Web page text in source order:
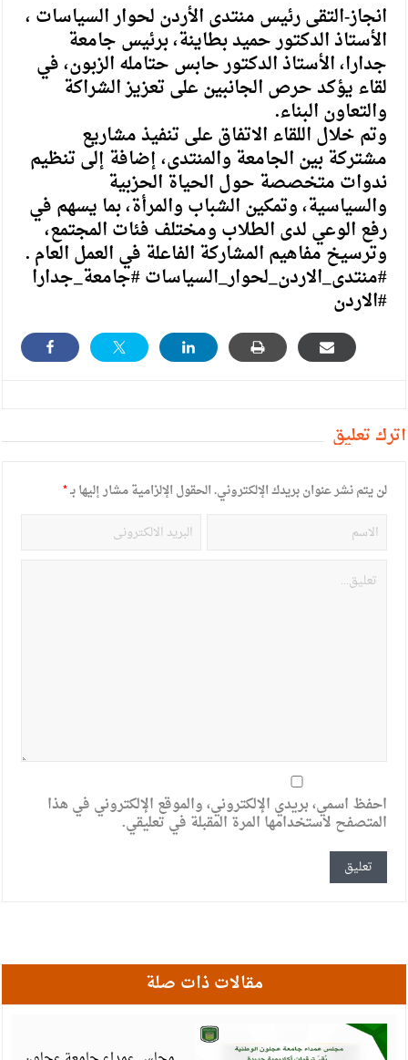
دعوة المكلفين بخدمة العلم (الدفعة الثالثة) إلى مراجعة منصة خدمة
العلم
الملك يلتقي مجموعة من رفاق السلاح
القاضي محمود أحمد فريحات.. مبارك ومزيدا من التوفيق
انجاز-التقى رئيس منتدى الأردن لحوار السياسات ،
الأستاذ الدكتور حميد بطاينة، برئيس جامعة
جدارا، الأستاذ الدكتور حابس حتامله الزبون، في
لقاء يؤكد حرص الجانبين على تعزيز الشراكة
والتعاون البناء.
وتم خلال اللقاء الاتفاق على تنفيذ مشاريع
مشتركة بين الجامعة والمنتدى، إضافة إلى تنظيم
ندوات متخصصة حول الحياة الحزبية
والسياسية، وتمكين الشباب والمرأة، بما يسهم في
رفع الوعي لدى الطلاب ومختلف فئات المجتمع،
وترسيخ مفاهيم المشاركة الفاعلة في العمل العام .
#منتدى_الاردن_لحوار_السياسات #جامعة_جدارا
#الاردن
أترك تعليق
لن يتم نشر عنوان بريدك الإلكتروني.الحقول الإلزامية مشار إليها بـ*
احفظ اسمي، بريدي الإلكتروني، والموقع الإلكتروني في هذا
المتصفح لاستخدامها المرة المقبلة في تعليقي.
مقالات ذات صلة